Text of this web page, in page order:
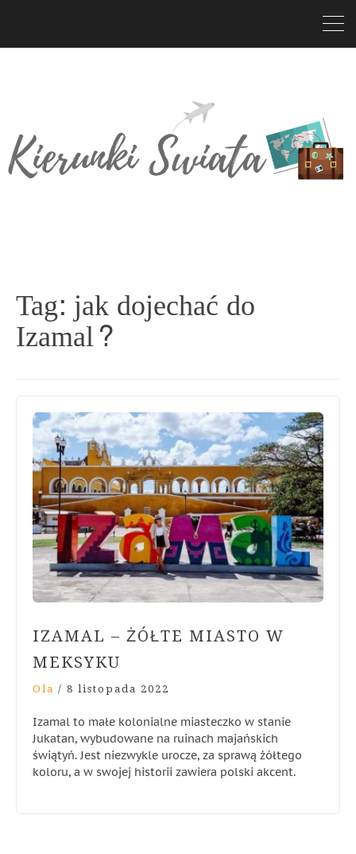
Tag:jak dojechać do
Izamal?
IZAMAL – ŻÓŁTE MIASTO W
MEKSYKU
Ola / 8 listopada 2022
Izamal to małe kolonialne miasteczko w stanie
Jukatan, wybudowane na ruinach majańskich
świątyń. Jest niezwykle urocze, za sprawą żółtego
koloru, a w swojej historii zawiera polski akcent.